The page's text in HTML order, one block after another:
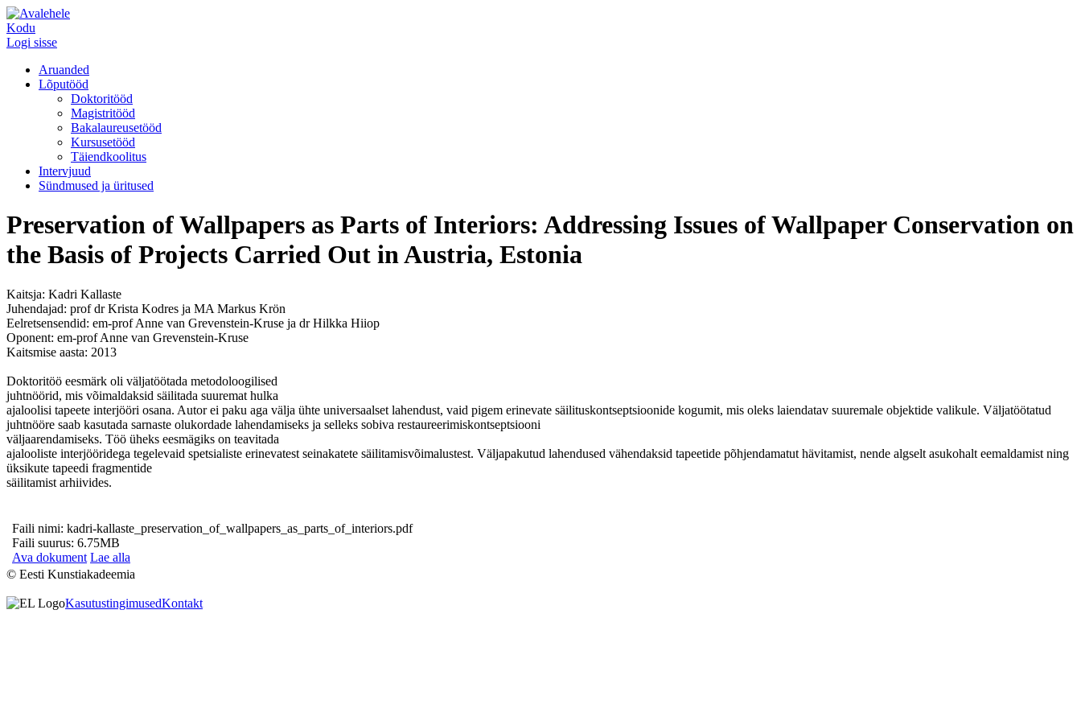
Kodu
Logi sisse
Aruanded
Lõputööd
Doktoritööd
Magistritööd
Bakalaureusetööd
Kursusetööd
Täiendkoolitus
Intervjuud
Sündmused ja üritused
Preservation of Wallpapers as Parts of Interiors: Addressing Issues of Wallpaper Conservation on
the Basis of Projects Carried Out in Austria, Estonia
Kaitsja: Kadri Kallaste
Juhendajad: prof dr Krista Kodres ja MA Markus Krön
Eelretsensendid: em-prof Anne van Grevenstein-Kruse ja dr Hilkka Hiiop
Oponent: em-prof Anne van Grevenstein-Kruse
Kaitsmise aasta: 2013
Doktoritöö eesmärk oli väljatöötada metodoloogilised
juhtnöörid, mis võimaldaksid säilitada suuremat hulka
ajaloolisi tapeete interjööri osana. Autor ei paku aga välja ühte universaalset lahendust, vaid pigem erinevate säilituskontseptsioonide kogumit, mis oleks laiendatav suuremale objektide valikule. Väljatöötatud
juhtnööre saab kasutada sarnaste olukordade lahendamiseks ja selleks sobiva restaureerimiskontseptsiooni
väljaarendamiseks. Töö üheks eesmägiks on teavitada
ajalooliste interjööridega tegelevaid spetsialiste erinevatest seinakatete säilitamisvõimalustest. Väljapakutud lahendused vähendaksid tapeetide põhjendamatut hävitamist, nende algselt asukohalt eemaldamist ning
üksikute tapeedi fragmentide
säilitamist arhiivides.
Faili nimi: kadri-kallaste_preservation_of_wallpapers_as_parts_of_interiors.pdf
Faili suurus: 6.75MB
Ava dokument Lae alla
© Eesti Kunstiakadeemia
KasutustingimusedKontakt